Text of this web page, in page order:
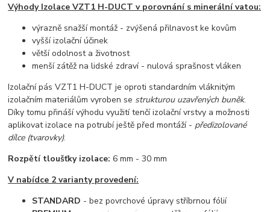
Výhody Izolace VZT1 H-DUCT v porovnání s minerální vatou:
výrazně snažší montáž - zvýšená přilnavost ke kovům
vyšší izolační účinek
větší odolnost a životnost
menší zátěž na lidské zdraví - nulová sprašnost vláken
Izolační pás VZT1 H-DUCT je oproti standardním vláknitým
izolačním materiálům vyroben se strukturou uzavřených buněk.
Díky tomu přináší výhodu využití tenčí izolační vrstvy a možnosti
aplikovat izolace na potrubí ještě před montáží - předizolované
dílce (tvarovky).
Rozpětí tloušťky izolace: 6 mm - 30 mm
V nabídce 2 varianty provedení:
STANDARD - bez povrchové úpravy stříbrnou fólií